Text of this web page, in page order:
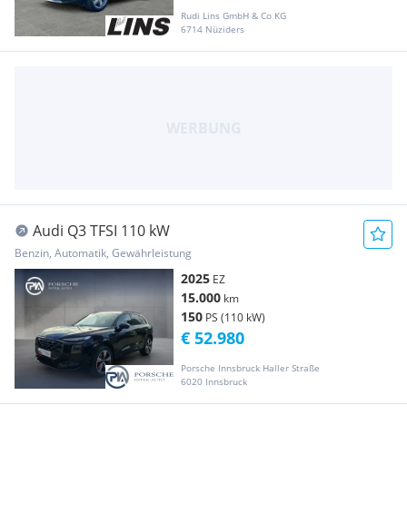
Rudi Lins GmbH & Co KG
6714 Nüziders
Audi Q3 TFSI 110 kW
Benzin, Automatik, Gewährleistung
2025 EZ
15.000 km
150 PS (110 kW)
Porsche Innsbruck Haller Straße
6020 Innsbruck
€ 52.980